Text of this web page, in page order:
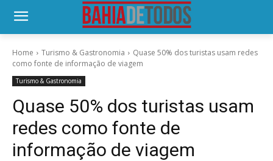
Home Turismo & Gastronomia
Quase 50% dos turistas usam redes
como fonte de informação de viagem
Turismo & Gastronomia
Quase 50% dos turistas usam
redes como fonte de
informação de viagem